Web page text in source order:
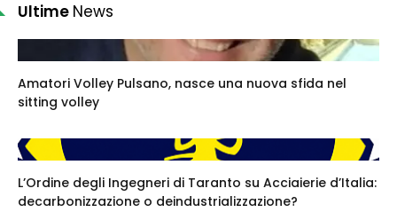
Ultime News
Amatori Volley Pulsano, nasce una nuova sfida nel
sitting volley
L’Ordine degli Ingegneri di Taranto su Acciaierie d’Italia:
decarbonizzazione o deindustrializzazione?